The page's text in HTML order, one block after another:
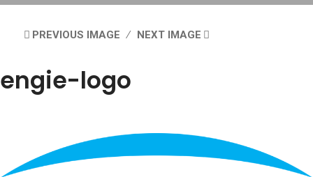
PREVIOUS IMAGE NEXT IMAGE
engie-logo